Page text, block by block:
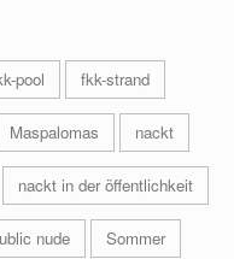
pool fkk-strand
Maspalomas nackt
nackt in der öffentlichkeit
nude Sommer